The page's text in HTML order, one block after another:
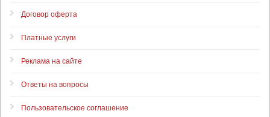
Договор оферта
Платные услуги
Реклама на сайте
Ответы на вопросы
Пользовательское соглашение